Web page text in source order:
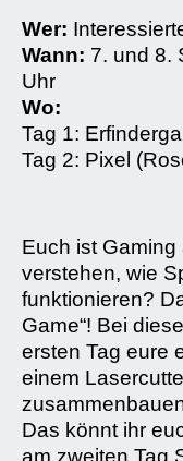
Wer:
Wann: 7. und 8.
Uhr
Wo:
Tag 1:
Tag 2: Pixel
Euch ist
verstehen, wie
funktionieren?
Game“! Bei
ersten Tag eure
einem
Das könnt ihr
am zweiten Tag